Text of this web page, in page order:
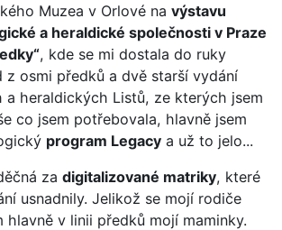
Muzea v Orlové na výstavu
a heraldické společnosti v Praze
, kde se mi dostala do ruky
z osmi předků a dvě starší vydání
a heraldických Listů, ze kterých jsem
co jsem potřebovala, hlavně jsem
program Legacy a už to jelo...
za digitalizované matriky, které
usnadnily. Jelikož se mojí rodiče
hlavně v linii předků mojí maminky.